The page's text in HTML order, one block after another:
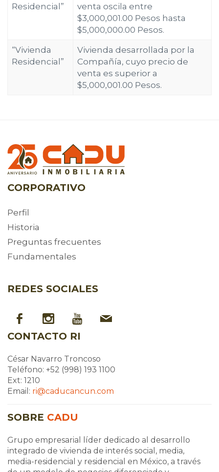
Residencial”
venta oscila entre
$3,000,001.00 Pesos hasta
$5,000,000.00 Pesos.
“Vivienda
Residencial”
Vivienda desarrollada por la
Compañía, cuyo precio de
venta es superior a
$5,000,001.00 Pesos.
CORPORATIVO
Perfil
Historia
Preguntas frecuentes
Fundamentales
REDES SOCIALES
CONTACTO RI
César Navarro Troncoso
Teléfono: +52 (998) 193 1100
Ext: 1210
Email: ri@caducancun.com
SOBRE CADU
Grupo empresarial líder dedicado al desarrollo
integrado de vivienda de interés social, media,
media-residencial y residencial en México, a través